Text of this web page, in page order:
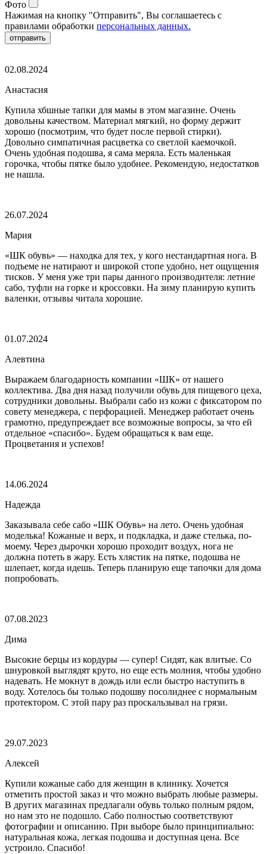
Фото
Нажимая на кнопку "Отправить", Вы соглашаетесь с
правилами обработки персональных данных.
отправить
02.08.2024
Анастасия
Купила хбшные тапки для мамы в этом магазине. Очень
довольны качеством. Материал мягкий, но форму держит
хорошо (посмотрим, что будет после первой стирки).
Довольно симпатичная расцветка со светлой каемочкой.
Очень удобная подошва, я сама меряла. Есть маленькая
горочка, чтобы пятке было удобнее. Рекомендую, недостатков
не нашла.
26.07.2024
Мария
«ШК обувь» — находка для тех, у кого нестандартная нога. В
подъеме не натирают и широкой стопе удобно, нет ощущения
тисков. У меня уже три пары данного производителя: летние
сабо, туфли на горке и кроссовки. На зиму планирую купить
валенки, отзывы читала хорошие.
01.07.2024
Алевтина
Выражаем благодарность компании «ШК» от нашего
коллектива. Два дня назад получили обувь для пищевого цеха,
сотрудники довольны. Выбрали сабо из кожи с фиксатором по
совету менеджера, с перфорацией. Менеджер работает очень
грамотно, предупреждает все возможные вопросы, за что ей
отдельное «спасибо». Будем обращаться к вам еще.
Процветания и успехов!
14.06.2024
Надежда
Заказывала себе сабо «ШК Обувь» на лето. Очень удобная
моделька! Кожаные и верх, и подкладка, и даже стелька, по-
моему. Через дырочки хорошо проходит воздух, нога не
должна потеть в жару. Есть хлястик на пятке, подошва не
шлепает, когда идешь. Теперь планирую еще тапочки для дома
попробовать.
07.08.2023
Дима
Высокие берцы из кордуры — супер! Сидят, как влитые. Со
шнуровкой выглядят круто, но еще есть молния, чтобы удобно
надевать. Не мокнут в дождь или если быстро наступить в
воду. Хотелось бы только подошву посолиднее с нормальным
протектором. С этой пару раз проскальзывал на грязи.
29.07.2023
Алексей
Купили кожаные сабо для женщин в клинику. Хочется
отметить простой заказ и что можно выбрать любые размеры.
В других магазинах предлагали обувь только полным рядом,
но нам это не подошло. Сабо полностью соответствуют
фотографии и описанию. При выборе было принципиально:
натуральная кожа, легкая подошва и доступная цена. Все
устроило. Спасибо!